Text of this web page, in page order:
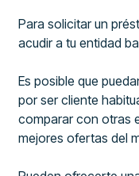
Para solicitar un
acudir a tu entidad
Es posible que
por ser cliente
comparar con otras
mejores ofertas del